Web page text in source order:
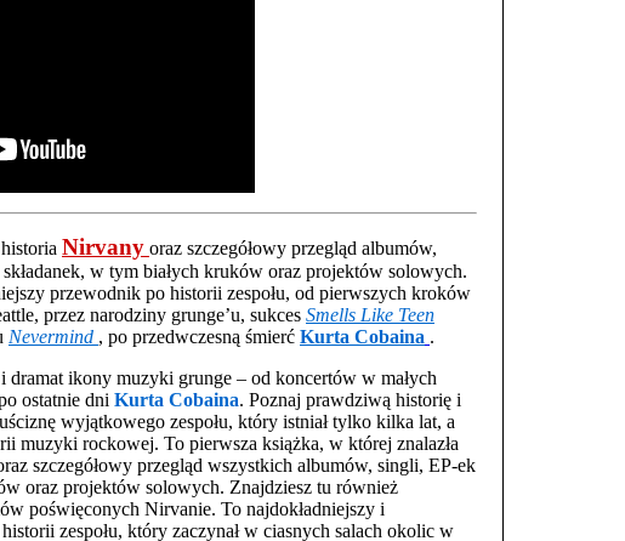
Nirvany oraz szczegółowy przegląd albumów,
w tym białych kruków oraz projektów solowych.
przewodnik po historii zespołu, od pierwszych kroków
przez narodziny grunge’u, sukces Smells Like Teen
Nevermind , po przedwczesną śmierć Kurta Cobaina .
dramat ikony muzyki grunge – od koncertów w małych
ostatnie dni Kurta Cobaina. Poznaj prawdziwą historię i
wyjątkowego zespołu, który istniał tylko kilka lat, a
muzyki rockowej. To pierwsza książka, w której znalazła
szczegółowy przegląd wszystkich albumów, singli, EP-ek
oraz projektów solowych. Znajdziesz tu również
poświęconych Nirvanie. To najdokładniejszy i
zespołu, który zaczynał w ciasnych salach okolic w